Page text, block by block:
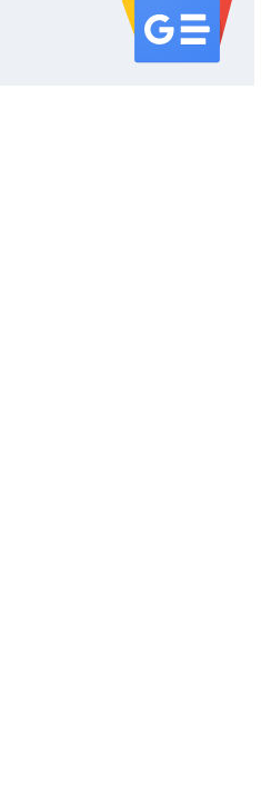
serwisu